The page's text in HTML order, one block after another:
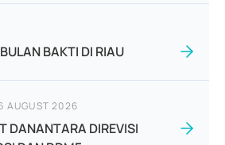
BAKTI DI RIAU
AUGUST 2026
DANANTARA DIREVISI